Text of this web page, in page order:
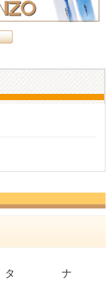
タ ナ